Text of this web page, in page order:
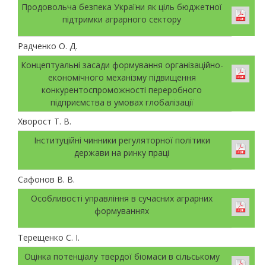
Продовольча безпека України як ціль бюджетної
підтримки аграрного сектору
Радченко О. Д.
Концептуальні засади формування організаційно-
економічного механізму підвищення
конкурентоспроможності переробного
підприємства в умовах глобалізації
Хворост Т. В.
Інституційні чинники регуляторної політики
держави на ринку праці
Сафонов В. В.
Особливості управління в сучасних аграрних
формуваннях
Терещенко С. І.
Оцінка потенціалу твердої біомаси в сільському